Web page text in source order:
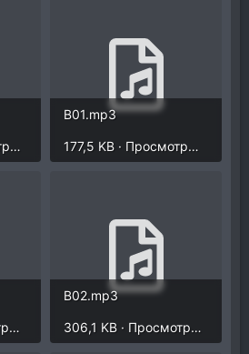
129,8 KB · Просмотры: 1.646
B01.mp3
177,5 KB · Просмотры: 1.636
258,1 KB · Просмотры: 1.655
B02.mp3
306,1 KB · Просмотры: 1.653